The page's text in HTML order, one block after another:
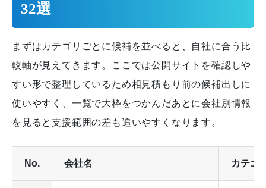
32選
まずはカテゴリごとに候補を並べると、自社に合う比
較軸が見えてきます。ここでは公開サイトを確認しや
すい形で整理しているため相見積もり前の候補出しに
使いやすく、一覧で大枠をつかんだあとに会社別情報
を見ると支援範囲の差も追いやすくなります。
No. 会社名 カテゴ